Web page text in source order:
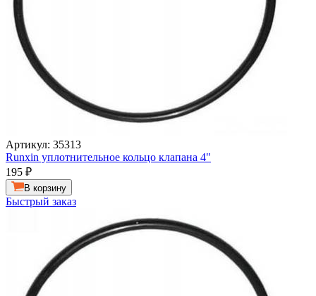
Артикул: 35313
Runxin уплотнительное кольцо клапана 4"
195 ₽
В корзину
Быстрый заказ